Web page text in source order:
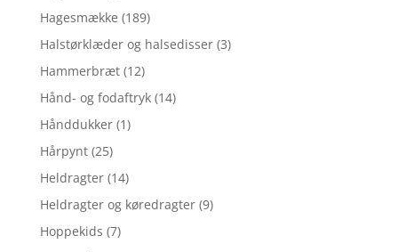
Hagesmække (189)
Halstørklæder og halsedisser (3)
Hammerbræt (12)
Hånd- og fodaftryk (14)
Hånddukker (1)
Hårpynt (25)
Heldragter (14)
Heldragter og køredragter (9)
Hoppekids (7)